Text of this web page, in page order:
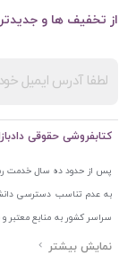
از تخفیف ها و
کتابفروشی حقوقی
پس از حدود ده سال خدمت
به عدم تناسب دسترسی
سراسر کشور به منابع معتبر
ای اختبار خدمتی جدید به